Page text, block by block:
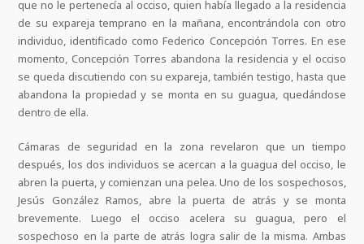
que no le pertenecía al occiso, quien había llegado a la residencia
de su expareja temprano en la mañana, encontrándola con otro
individuo, identificado como Federico Concepción Torres. En ese
momento, Concepción Torres abandona la residencia y el occiso
se queda discutiendo con su expareja, también testigo, hasta que
abandona la propiedad y se monta en su guagua, quedándose
dentro de ella.
Cámaras de seguridad en la zona revelaron que un tiempo
después, los dos individuos se acercan a la guagua del occiso, le
abren la puerta, y comienzan una pelea. Uno de los sospechosos,
Jesús González Ramos, abre la puerta de atrás y se monta
brevemente. Luego el occiso acelera su guagua, pero el
sospechoso en la parte de atrás logra salir de la misma. Ambas